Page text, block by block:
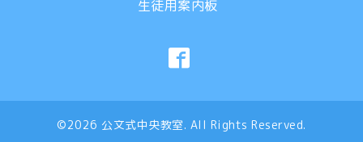
生徒用案内板
©2026 公文式中央教室. All Rights Reserved.